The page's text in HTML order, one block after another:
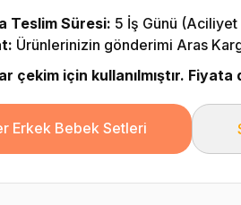
Teslim Süresi: 5 İş Günü
Ürünlerinizin gönderimi Aras
çekim için kullanılmıştır. Fiyata
Erkek Bebek Setleri